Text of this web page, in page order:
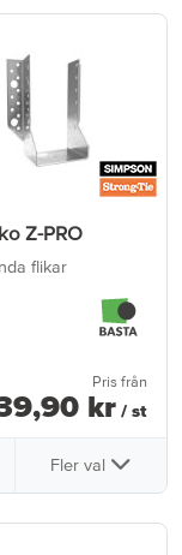
Z-PRO
flikar
Pris från
,90 kr / st
Fler val